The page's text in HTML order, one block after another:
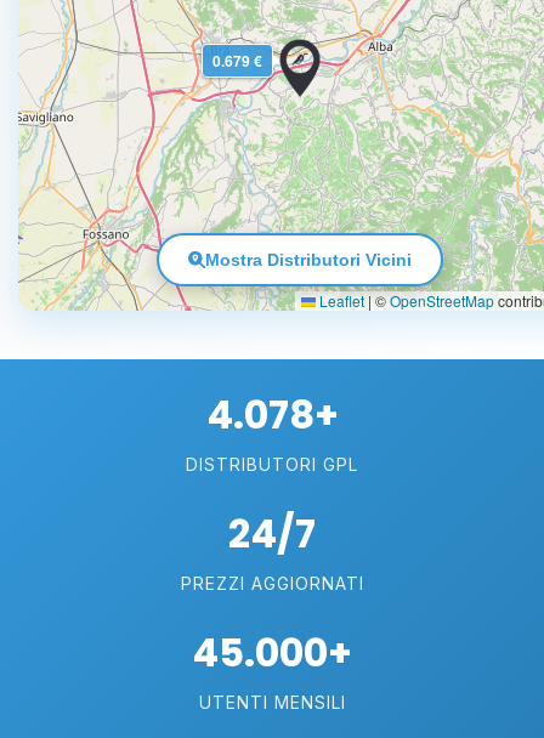
0.679 €
Leaflet|©OpenStreetMap
Mostra Distributori Vicini
4.078+
DISTRIBUTORI GPL
24/7
PREZZI AGGIORNATI
45.000+
UTENTI MENSILI